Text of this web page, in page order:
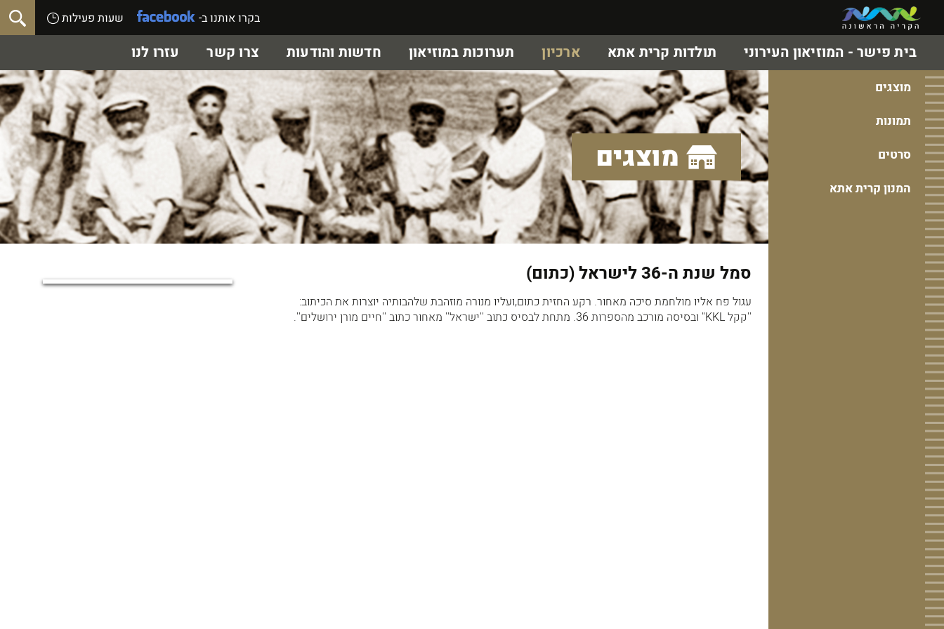
בקרו אותנו ב- שעות פעילות
בית פישר - המוזיאון העירוני תולדות קרית אתא ארכיון תערוכות במוזיאון חדשות והודעות צרו קשר עזרו לנו
מוצגים
תמונות
סרטים
המנון קרית אתא
מוצגים
סמל שנת ה-36 לישראל (כתום)
עגול פח אליו מולחמת סיכה מאחור. רקע החזית כתום,ועליו מנורה מוזהבת שלהבותיה יוצרות את הכיתוב:
''קקל KKL'' ובסיסה מורכב מהספרות 36. מתחת לבסיס כתוב ''ישראל'' מאחור כתוב ''חיים מורן ירושלים''.